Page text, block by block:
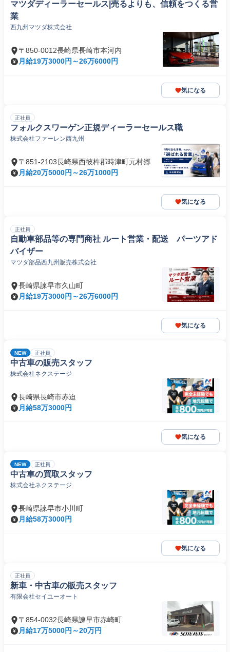
マツダディーラーセールス|売るよりも、信頼をつくる営
業
西九州マツダ株式会社
〒850-0012長崎県長崎市本河内
月給19万3000円～26万6000円
気になる
正社員
フォルクスワーゲン正規ディーラーセールス職
株式会社ファーレン西九州
〒851-2103長崎県西彼杵郡時津町元村郷
月給20万5000円～26万1000円
気になる
正社員
自動車部品等の専門商社 ルート営業・配送 パーツアド
バイザー
マツダ部品西九州販売株式会社
長崎県諫早市久山町
月給19万3000円～26万6000円
気になる
NEW 正社員
中古車の販売スタッフ
株式会社ネクステージ
長崎県長崎市赤迫
月給58万3000円
気になる
NEW 正社員
中古車の買取スタッフ
株式会社ネクステージ
長崎県諫早市小川町
月給58万3000円
気になる
正社員
新車・中古車の販売スタッフ
有限会社セイユーオート
〒854-0032長崎県諫早市赤崎町
月給17万5000円～20万円